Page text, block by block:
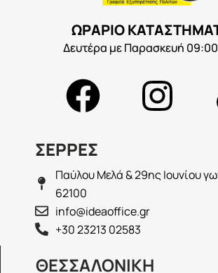
ΩΡΑΡΙΟ
Δευτέρα με Παρασκευή
ΣΕΡΡΕΣ
Παύλου Μελά & 29ης Ιουνίου
62100
info@ideaoffice.gr
+30 23213 02583
ΘΕΣΣΑΛΟΝΙΚΗ